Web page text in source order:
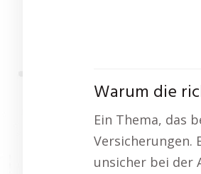
Warum die
Ein Thema, das
Versicherungen.
unsicher bei der